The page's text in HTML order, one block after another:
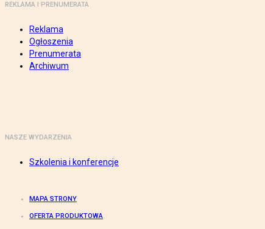
REKLAMA I PRENUMERATA
Reklama
Ogłoszenia
Prenumerata
Archiwum
NASZE WYDARZENIA
Szkolenia i konferencje
MAPA STRONY
OFERTA PRODUKTOWA